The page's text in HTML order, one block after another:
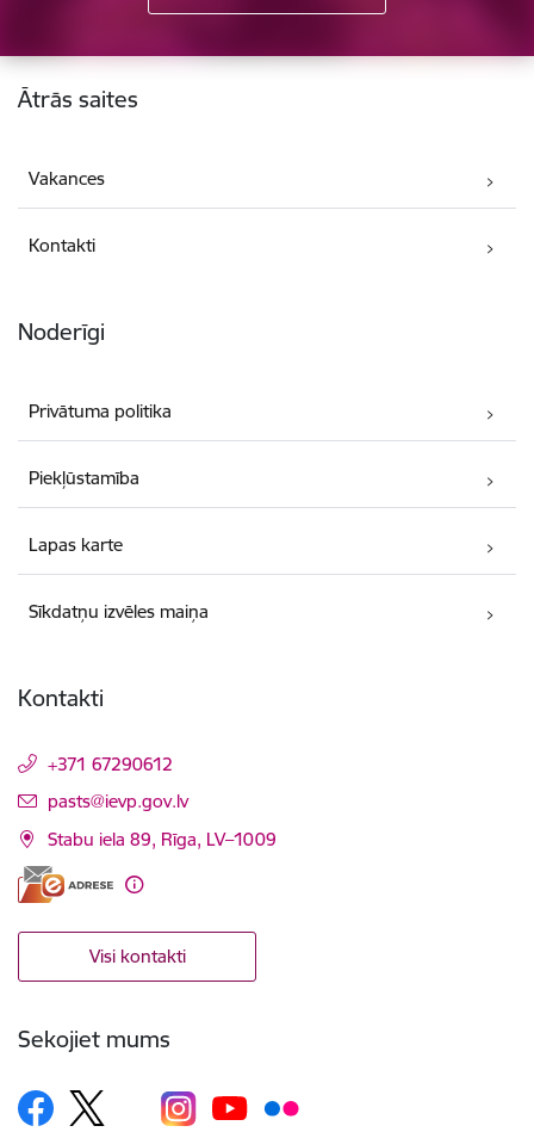
Kājene
Ātrās saites
Vakances
Kontakti
Noderīgi
Privātuma politika
Piekļūstamība
Lapas karte
Sīkdatņu izvēles maiņa
Kontakti
+371 67290612
E-pasts:
pasts@ievp.gov.lv
Stabu iela 89, Rīga, LV–1009
Visi kontakti
Sekojiet mums